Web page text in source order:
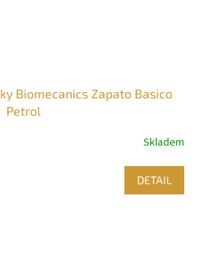
Biomecanics Zapato Basico
Petrol
Skladem
DETAIL